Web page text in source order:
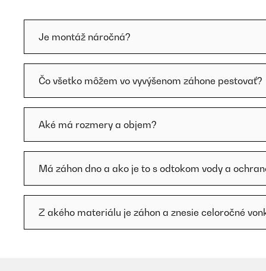
Je montáž náročná?
Čo všetko môžem vo vyvýšenom záhone pestovať?
Aké má rozmery a objem?
Má záhon dno a ako je to s odtokom vody a
Z akého materiálu je záhon a znesie celoročné